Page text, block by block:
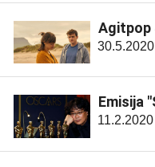
Agitpop
30.5.2020
Emisija
11.2.2020